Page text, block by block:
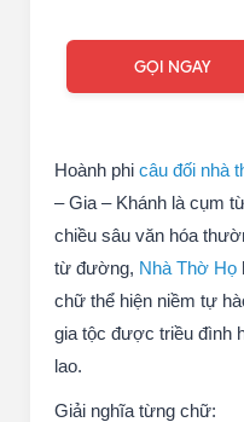
GỌI NGAY
Hoành phi câu đối nhà
– Gia – Khánh là cụm
chiều sâu văn hóa
từ đường, Nhà Thờ Họ
chữ thể hiện niềm tự
gia tộc được triều đình
lao.
Giải nghĩa từng chữ: